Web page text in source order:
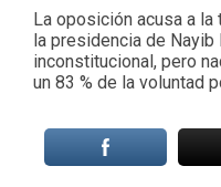
La oposición acusa a la
la presidencia de
inconstitucional, pero
un 83 % de la voluntad